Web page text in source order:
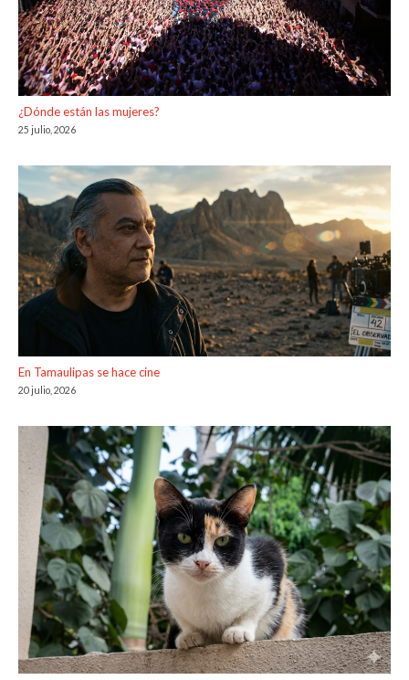
¿Dónde están las mujeres?
25 julio, 2026
En Tamaulipas se hace cine
20 julio, 2026